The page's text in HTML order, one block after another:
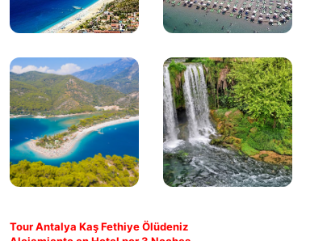
Tour Antalya Kaş Fethiye Ölüdeniz